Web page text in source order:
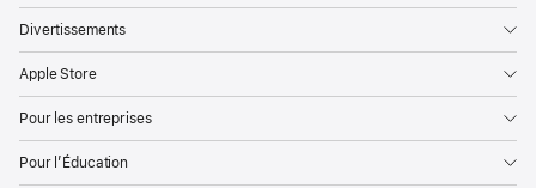
Divertissements
Apple Store
Pour les entreprises
Pour l’Éducation